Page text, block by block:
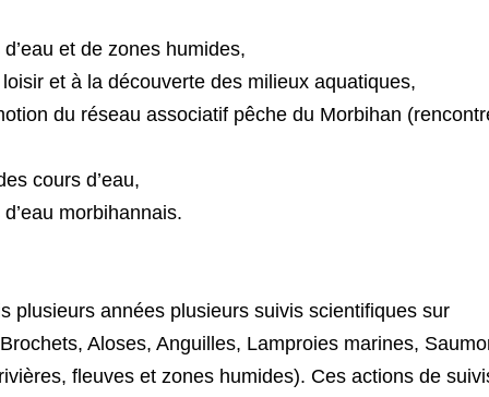
et de zones humides,
et à la découverte des milieux aquatiques,
du réseau associatif pêche du Morbihan
cours d’eau,
morbihannais.
plusieurs années plusieurs suivis scientifiques sur
Aloses, Anguilles, Lamproies marines,
fleuves et zones humides). Ces actions de